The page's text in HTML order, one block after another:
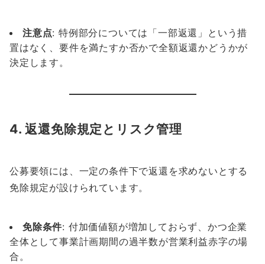
注意点: 特例部分については「一部返還」という措
置はなく、要件を満たすか否かで全額返還かどうかが
決定します。
4. 返還免除規定とリスク管理
公募要領には、一定の条件下で返還を求めないとする
免除規定が設けられています。
免除条件: 付加価値額が増加しておらず、かつ企業
全体として事業計画期間の過半数が営業利益赤字の場
合。